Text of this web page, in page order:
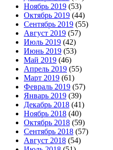
Ноябрь 2019 (53)
Октябрь 2019 (44)
Сентябрь 2019 (55)
Август 2019 (57)
Июль 2019 (42)
Июнь 2019 (53)
Май 2019 (46)
Апрель 2019 (55)
Март 2019 (61)
Февраль 2019 (57)
Январь 2019 (39)
Декабрь 2018 (41)
Ноябрь 2018 (40)
Октябрь 2018 (59)
Сентябрь 2018 (57)
Август 2018 (54)